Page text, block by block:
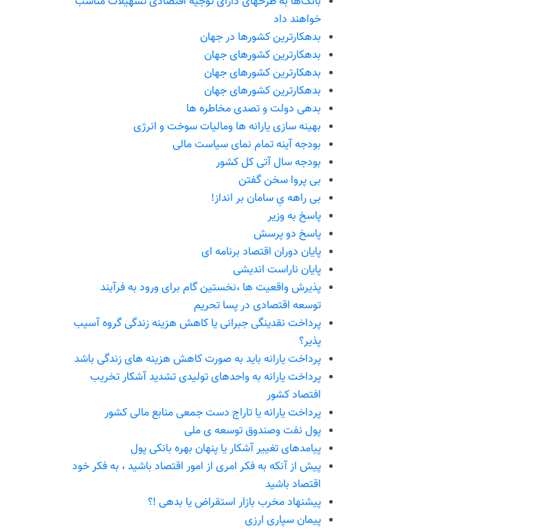
خواهند داد
بدهکارترین کشورها در جهان
بدهکارترین کشورهای جهان
بدهکارترین کشورهای جهان
بدهکارترین کشورهای جهان
بدهی دولت و تصدی مخاطره ها
بهینه سازی یارانه ها ومالیات سوخت و انرژی
بودجه آینه تمام نمای سیاست مالی
بودجه سال آتی کل کشور
بی پروا سخن گفتن
بی راهه یِ سامان بر انداز!
پاسخ به وزیر
پاسخ دو پرسش
پایان دوران اقتصاد برنامه ای
پایان ناراست اندیشى
پذیرش واقعیت ها ،نخستین گام برای ورود به فرآیند
توسعه اقتصادی در پسا تحریم
پرداخت نقدینگى جبرانى یا کاهش هزینه زندگی گروه آسیب
پذیر؟
پرداخت یارانه باید به صورت کاهش هزینه هاى زندگى باشد
پرداخت یارانه به واحدهای تولیدی تشدید آشکار تخریب
افتصاد کشور
پرداخت یارانه یا تاراج دست جمعی منابع مالی کشور
پول نفت وصندوق توسعه ی ملی
پیامدهای تغییر آشکار یا پنهان بهره بانکی پول
پیش از آنکه به فکر امری از امور اقتصاد باشید ، به فکر خود
اقتصاد باشید
پیشنهاد مخرب بازار استقراض یا بدهی !؟
پیمان سپاری ارزی